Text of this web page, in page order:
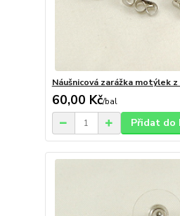
Náušnicová zarážka motýlek
60,00 Kč/bal
Přidat do